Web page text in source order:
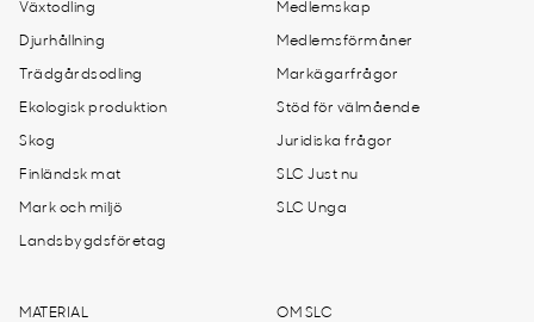
Växtodling
Djurhållning
Trädgårdsodling
Ekologisk produktion
Skog
Finländsk mat
Mark och miljö
Landsbygdsföretag
Medlemskap
Medlemsförmåner
Markägarfrågor
Stöd för välmående
Juridiska frågor
SLC Just nu
SLC Unga
MATERIAL OM SLC